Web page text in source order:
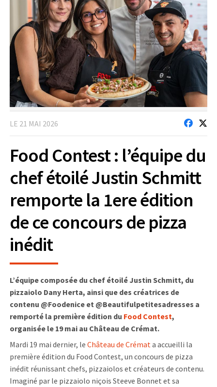
LE 21 MAI 2026
Food Contest : l’équipe du
chef étoilé Justin Schmitt
remporte la 1ere édition
de ce concours de pizza
inédit
L’équipe composée du chef étoilé Justin Schmitt, du
pizzaiolo Dany Herta, ainsi que des créatrices de
contenu @Foodenice et @Beautifulpetitesadresses a
remporté la première édition du Food Contest,
organisée le 19 mai au Château de Crémat.
Mardi 19 mai dernier, le Château de Crémat a accueilli la
première édition du Food Contest, un concours de pizza
inédit réunissant chefs, pizzaiolos et créateurs de contenu.
Imaginé par le pizzaiolo niçois Steeve Bonnet et sa